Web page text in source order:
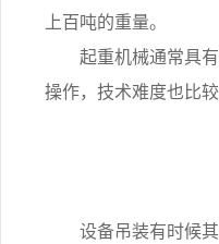
上百吨的重量。
起重机械通常具有
操作，技术难度也比
设备吊装有时候其